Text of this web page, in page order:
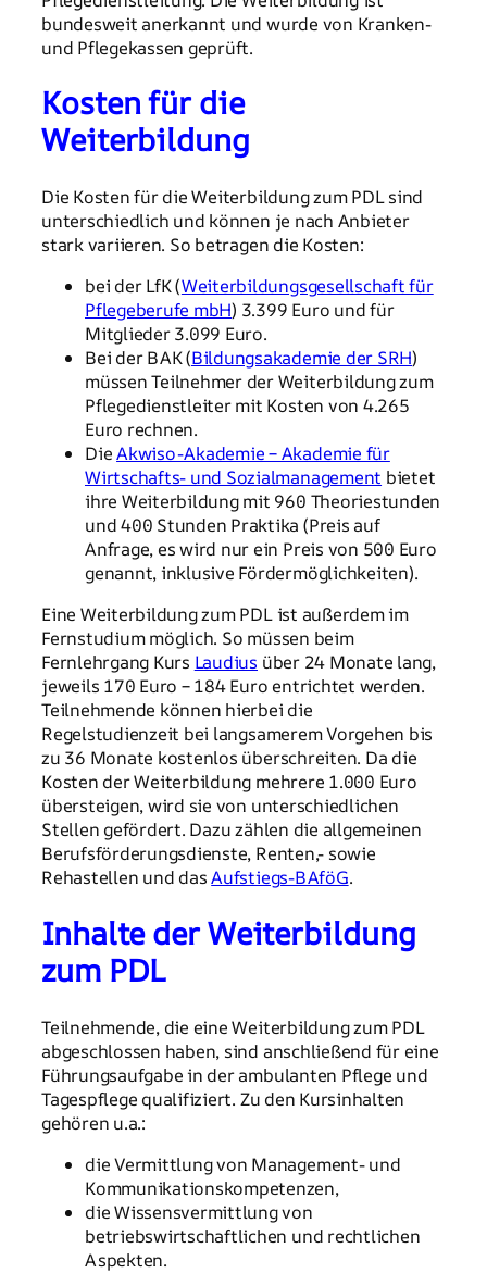
bundesweit anerkannt und wurde von Kranken-
und Pflegekassen geprüft.
Kosten für die
Weiterbildung
Die Kosten für die Weiterbildung zum PDL sind
unterschiedlich und können je nach Anbieter
stark variieren. So betragen die Kosten:
bei der LfK (Weiterbildungsgesellschaft für
Pflegeberufe mbH) 3.399 Euro und für
Mitglieder 3.099 Euro.
Bei der BAK (Bildungsakademie der SRH)
müssen Teilnehmer der Weiterbildung zum
Pflegedienstleiter mit Kosten von 4.265
Euro rechnen.
DieAkwiso-Akademie – Akademie für
Wirtschafts- und Sozialmanagement bietet
ihre Weiterbildung mit 960 Theoriestunden
und 400 Stunden Praktika (Preis auf
Anfrage, es wird nur ein Preis von 500 Euro
genannt, inklusive Fördermöglichkeiten).
Eine Weiterbildung zum PDL ist außerdem im
Fernstudium möglich. So müssen beim
Fernlehrgang Kurs Laudius über 24 Monate lang,
jeweils 170 Euro – 184 Euro entrichtet werden.
Teilnehmende können hierbei die
Regelstudienzeit bei langsamerem Vorgehen bis
zu 36 Monate kostenlos überschreiten. Da die
Kosten der Weiterbildung mehrere 1.000 Euro
übersteigen, wird sie von unterschiedlichen
Stellen gefördert. Dazu zählen die allgemeinen
Berufsförderungsdienste, Renten,- sowie
Rehastellen und dasAufstiegs-BAföG.
Inhalte der Weiterbildung
zum PDL
Teilnehmende, die eine Weiterbildung zum PDL
abgeschlossen haben, sind anschließend für eine
Führungsaufgabe in der ambulanten Pflege und
Tagespflege qualifiziert. Zu den Kursinhalten
gehören u.a.:
die Vermittlung von Management- und
Kommunikationskompetenzen,
die Wissensvermittlung von
betriebswirtschaftlichen und rechtlichen
Aspekten.